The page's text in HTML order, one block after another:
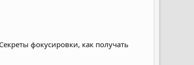
фокусировки, как получать